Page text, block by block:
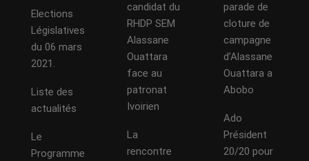
Elections
Législatives
du 06 mars
2021.
Liste des
actualités
Le
Programme
candidat du
RHDP SEM
Alassane
Ouattara
face au
patronat
Ivoirien
La
rencontre
parade de
cloture de
campagne
d’Alassane
Ouattara a
Abobo
Ado
Président
20/20 pour